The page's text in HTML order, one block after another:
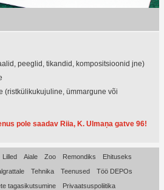
peeglid, tikandid, kompositsioonid jne)
(ristkülikukujuline, ümmargune või
pole saadav Riia, K. Ulmaņa gatve 96!
Lilled Aiale Zoo Remondiks
Ehituseks
Tehnika Teenused
Töö DEPOs
tagasikutsumine
Privaatsuspoliitika